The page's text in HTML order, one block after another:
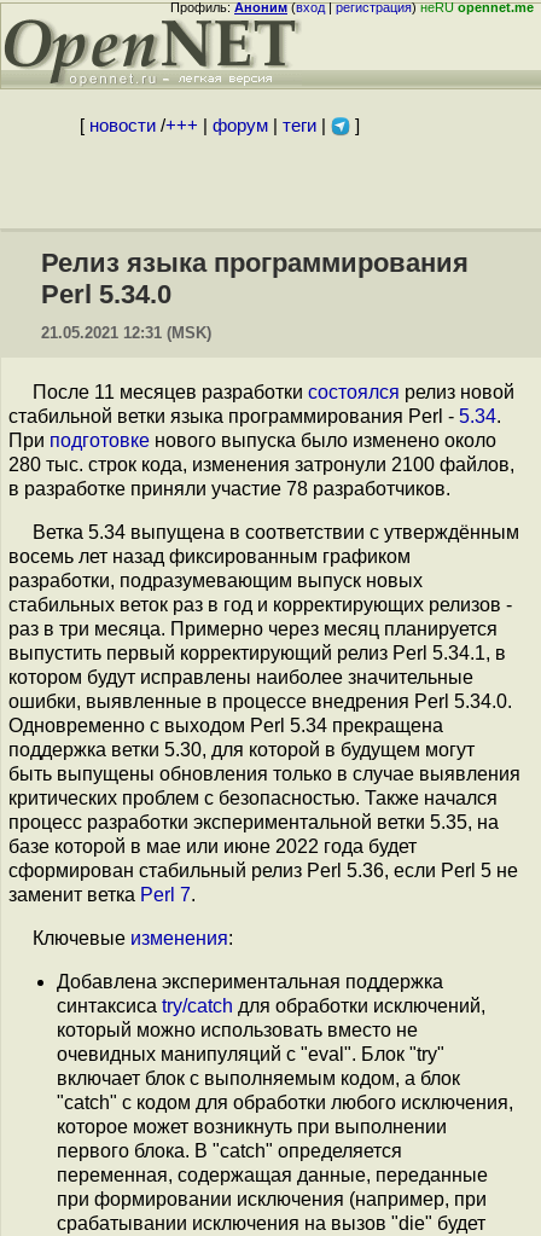
Профиль:Аноним(вход|регистрация)неRUopennet.me
[ новости/+++ форум| теги| ]
Релиз языка программирования
Perl 5.34.0
21.05.2021 12:31 (MSK)
После 11 месяцев разработки состоялся релиз новой
стабильной ветки языка программирования Perl - 5.34.
При подготовке нового выпуска было изменено около
280 тыс. строк кода, изменения затронули 2100 файлов,
в разработке приняли участие 78 разработчиков.
Ветка 5.34 выпущена в соответствии с утверждённым
восемь лет назад фиксированным графиком
разработки, подразумевающим выпуск новых
стабильных веток раз в год и корректирующих релизов -
раз в три месяца. Примерно через месяц планируется
выпустить первый корректирующий релиз Perl 5.34.1, в
котором будут исправлены наиболее значительные
ошибки, выявленные в процессе внедрения Perl 5.34.0.
Одновременно с выходом Perl 5.34 прекращена
поддержка ветки 5.30, для которой в будущем могут
быть выпущены обновления только в случае выявления
критических проблем с безопасностью. Также начался
процесс разработки экспериментальной ветки 5.35, на
базе которой в мае или июне 2022 года будет
сформирован стабильный релиз Perl 5.36, если Perl 5 не
заменит ветка Perl 7.
Ключевые изменения:
Добавлена экспериментальная поддержка
синтаксиса try/catch для обработки исключений,
который можно использовать вместо не
очевидных манипуляций с "eval". Блок "try"
включает блок с выполняемым кодом, а блок
"catch" с кодом для обработки любого исключения,
которое может возникнуть при выполнении
первого блока. В "catch" определяется
переменная, содержащая данные, переданные
при формировании исключения (например, при
срабатывании исключения на вызов "die" будет